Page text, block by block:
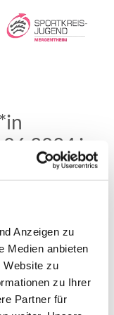
Anzeigen zu
Medien anbieten
Website zu
zu Ihrer
Partner für
in
und
Mergentheim
8.30 bis 18.00 Uhr
sowie auf dem